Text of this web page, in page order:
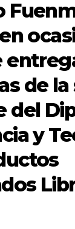
de la
del
y